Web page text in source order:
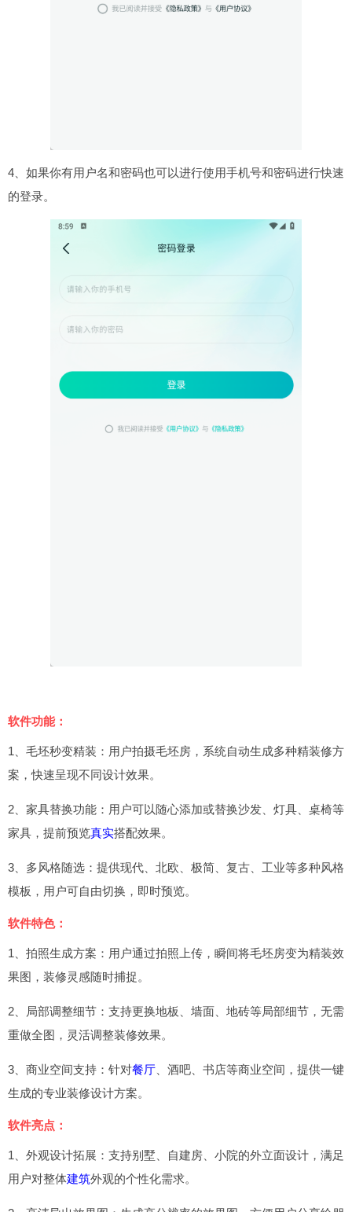
4、如果你有用户名和密码也可以进行使用手机号和密码进行快速
的登录。
软件功能：
1、毛坯秒变精装：用户拍摄毛坯房，系统自动生成多种精装修方
案，快速呈现不同设计效果。
2、家具替换功能：用户可以随心添加或替换沙发、灯具、桌椅等
家具，提前预览真实搭配效果。
3、多风格随选：提供现代、北欧、极简、复古、工业等多种风格
模板，用户可自由切换，即时预览。
软件特色：
1、拍照生成方案：用户通过拍照上传，瞬间将毛坯房变为精装效
果图，装修灵感随时捕捉。
2、局部调整细节：支持更换地板、墙面、地砖等局部细节，无需
重做全图，灵活调整装修效果。
3、商业空间支持：针对餐厅、酒吧、书店等商业空间，提供一键
生成的专业装修设计方案。
软件亮点：
1、外观设计拓展：支持别墅、自建房、小院的外立面设计，满足
用户对整体建筑外观的个性化需求。